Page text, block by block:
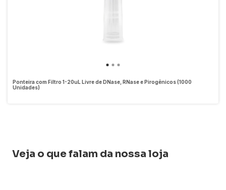
Ponteira com Filtro 1-20uL Livre de DNase, RNase e Pirogênicos (1000
Unidades)
Veja o que falam da nossa loja